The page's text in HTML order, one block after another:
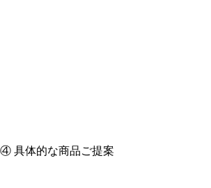
④ 具体的な商品ご提案